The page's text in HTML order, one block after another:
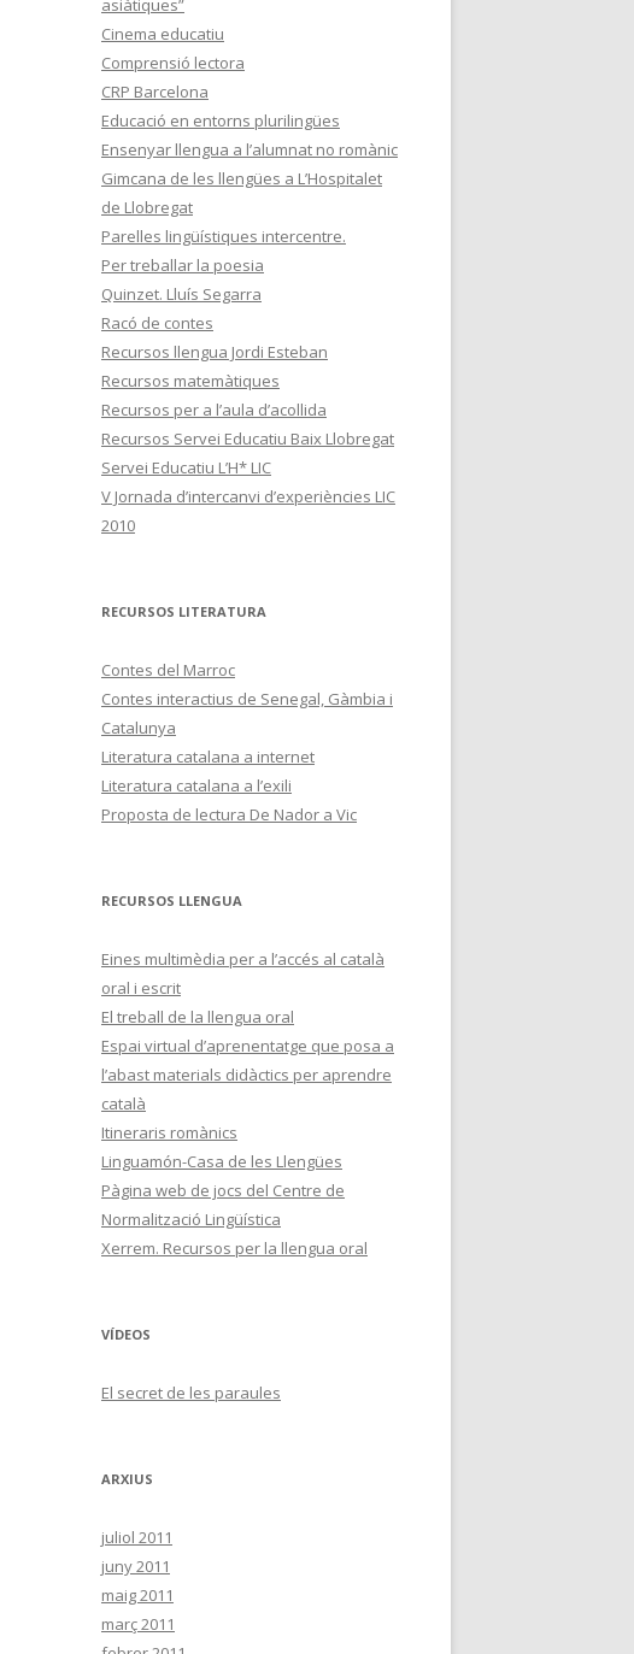
asiàtiques”
Cinema educatiu
Comprensió lectora
CRP Barcelona
Educació en entorns plurilingües
Ensenyar llengua a l’alumnat no romànic
Gimcana de les llengües a L’Hospitalet
de Llobregat
Parelles lingüístiques intercentre.
Per treballar la poesia
Quinzet. Lluís Segarra
Racó de contes
Recursos llengua Jordi Esteban
Recursos matemàtiques
Recursos per a l’aula d’acollida
Recursos Servei Educatiu Baix Llobregat
Servei Educatiu L’H* LIC
V Jornada d’intercanvi d’experiències LIC
2010
RECURSOS LITERATURA
Contes del Marroc
Contes interactius de Senegal, Gàmbia i
Catalunya
Literatura catalana a internet
Literatura catalana a l’exili
Proposta de lectura De Nador a Vic
RECURSOS LLENGUA
Eines multimèdia per a l’accés al català
oral i escrit
El treball de la llengua oral
Espai virtual d’aprenentatge que posa a
l’abast materials didàctics per aprendre
català
Itineraris romànics
Linguamón-Casa de les Llengües
Pàgina web de jocs del Centre de
Normalització Lingüística
Xerrem. Recursos per la llengua oral
VÍDEOS
El secret de les paraules
ARXIUS
juliol 2011
juny 2011
maig 2011
març 2011